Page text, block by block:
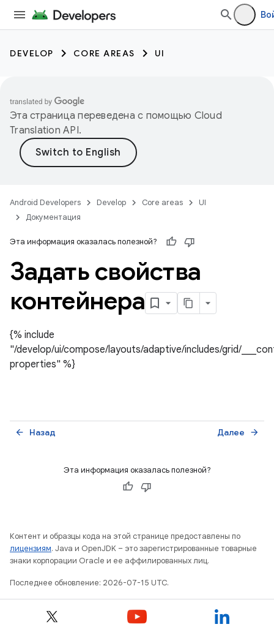
DEVELOP CORE AREAS UI
Эта страница переведена с помощью Cloud
Translation API.
Android Developers Develop Core areas
UI
Документация
Эта информация оказалась полезной?
Задать свойства
контейнера
{% include
"/develop/ui/compose/layouts/adaptive/includes/grid/
properties" %}
Назад
arrow_back Далее arrow_forward
Эта информация оказалась полезной?
Контент и образцы кода на этой странице предоставлены по
лицензиям. Java и OpenJDK – это зарегистрированные товарные
знаки корпорации Oracle и ее аффилированных лиц.
Последнее обновление: 2026-07-15 UTC.